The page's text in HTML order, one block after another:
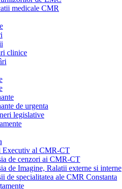
medicale CMR
clinice
de urgenta
legislative
Executiv al CMR-CT
de cenzori ai CMR-CT
de Imagine, Ralatii externe si interne
de specialitatea ale CMR Constanta